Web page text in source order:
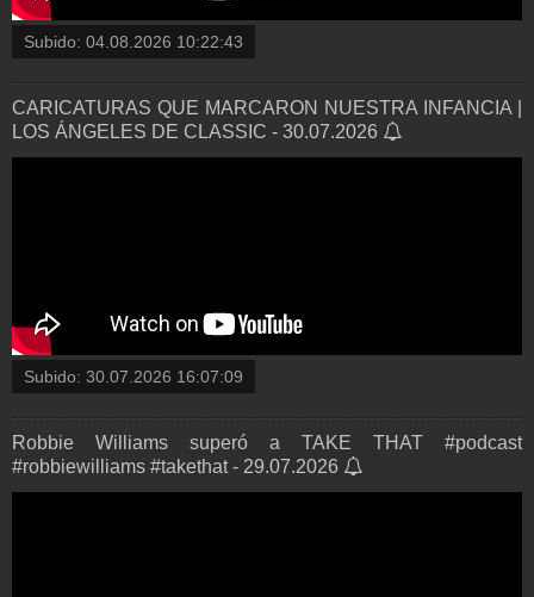
Subido: 04.08.2026 10:22:43
CARICATURAS QUE MARCARON NUESTRA INFANCIA |
LOS ÁNGELES DE CLASSIC - 30.07.2026
Subido: 30.07.2026 16:07:09
Robbie Williams superó a TAKE THAT #podcast
#robbiewilliams #takethat - 29.07.2026